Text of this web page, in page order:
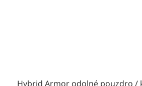
Hybrid Armor odolné pouzdro /